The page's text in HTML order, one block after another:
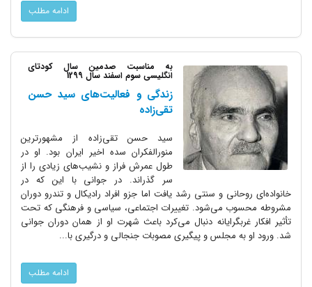
ادامه مطلب
به مناسبت صدمین سال کودتای
انگلیسی سوم اسفند سال 1299
زندگی و فعالیت‌های سید حسن
تقی‌زاده
سید حسن تقی‌زاده از مشهورترین
منورالفکران سده اخیر ایران بود. او در
طول عمرش فراز و نشیب‌های زیادی را از
سر گذراند. در جوانی با این که در
خانواده‌ای روحانی و سنتی رشد یافت اما جزو افراد رادیکال و تندرو دوران
مشروطه محسوب می‌شود. تغییرات اجتماعی، سیاسی و فرهنگی که تحت
تأثیر افکار غربگرایانه دنبال می‌کرد باعث شهرت او از همان دوران جوانی
شد. ورود او به مجلس و پیگیری مصوبات جنجالی و درگیری با...
ادامه مطلب